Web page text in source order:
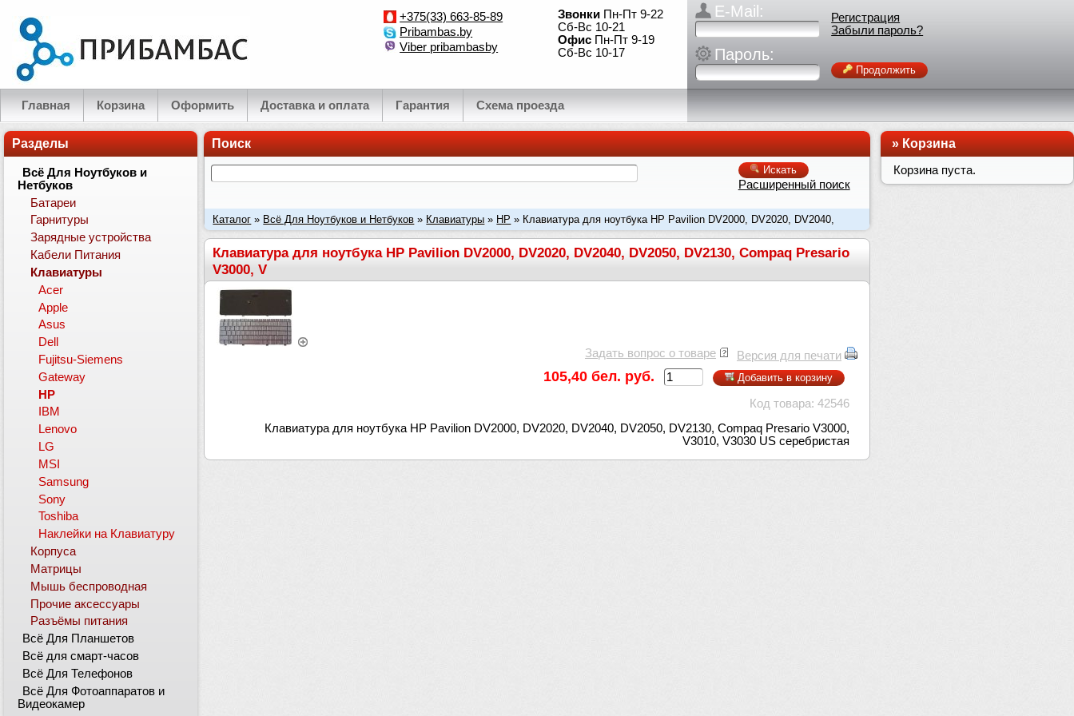
+375(33) 663-85-89
Pribambas.by
Viber pribambasby
Звонки Пн-Пт 9-22
Сб-Вс 10-21
Офис Пн-Пт 9-19
Сб-Вс 10-17
Главная Корзина Оформить Доставка и оплата Гарантия Схема проезда
E-Mail:
Пароль:
Регистрация
Забыли пароль?
Продолжить
Поиск
Искать
Расширенный поиск
Каталог » Всё Для Ноутбуков и Нетбуков » Клавиатуры » HP » Клавиатура для ноутбука HP Pavilion DV2000, DV2020, DV2040,
DV2050, DV2130, Compaq Presario V3000, V
Клавиатура для ноутбука HP Pavilion DV2000, DV2020, DV2040, DV2050, DV2130, Compaq Presario
V3000, V
Версия для печати
Задать вопрос о товаре
105,40 бел. руб. Добавить в корзину
Код товара: 42546
Клавиатура для ноутбука HP Pavilion DV2000, DV2020, DV2040, DV2050, DV2130, Compaq Presario V3000,
V3010, V3030 US серебристая
Разделы
Всё Для Ноутбуков и
Нетбуков
Батареи
Гарнитуры
Зарядные устройства
Кабели Питания
Клавиатуры
Acer
Apple
Asus
Dell
Fujitsu-Siemens
Gateway
HP
IBM
Lenovo
LG
MSI
Samsung
Sony
Toshiba
Наклейки на Клавиатуру
Корпуса
Матрицы
Мышь беспроводная
Прочие аксессуары
Разъёмы питания
Всё Для Планшетов
Всё для смарт-часов
Всё Для Телефонов
Всё Для Фотоаппаратов и
Видеокамер
»Корзина
Корзина пуста.